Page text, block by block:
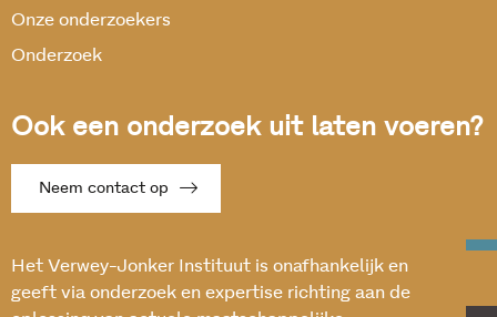
Onze onderzoekers
Onderzoek
Ook een onderzoek uit laten voeren?
Neem contact op
Het Verwey-Jonker Instituut is onafhankelijk en
geeft via onderzoek en expertise richting aan de